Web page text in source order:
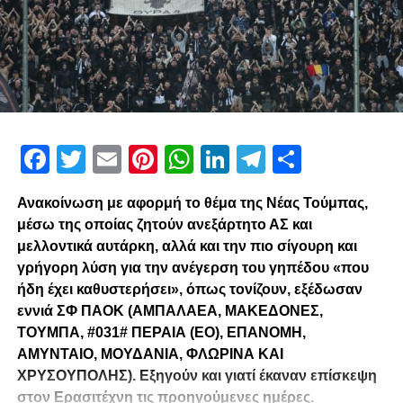
«Είναι μεγάλο πρόβλημα ειδικά για συλλόγους του βεληνεκούς του
ΠΑΟΚ. Ο αθλητής νιώθει κατευθείαν την απουσία του κόσμου. Όπως
για παράδειγμα στους αγώνες με την ΑΕΚ, τη Σάρατοφ ακόμη και στο
ντέρμπι με τον Αρη ανεξαρτήτως της ήττας. Ο κόσμος σου δίνει
ερώτημα. Εκ φύσεως, δεν μπορώ να κατηγορήσω τον κόσμο ή να τον
υποχρεώσω να έρθει στο γήπεδο. Στο εξωτερικό δεν απορρίπτουν τις
λύσεις του ερωτηματολογίου για να νιώσουν τον σφυγμό του κόσμου,
να δουν τις απαιτήσεις του και να διαπιστώσουν κατά πόσο είναι
εφικτό να υλοποιηθούν».
– Η απαίτηση του κόσμου επικεντρώνει στη δημιουργία πιο
ανταγωνιστικής ομάδας η οποία θα είναι σε θέση να διεκδικεί τίτλους.
«Ολοι το θέλουμε. Πρέπει να κρίνουμε τηρουμένων των οικονομικών
δυνατοτήτων και όχι της κατάστασης στην οποία θα θέλαμε να είναι η
ομάδα. Και δεν αναφέρομαι μόνο στην τωρινή χρονιά. Η ομάδα πήρε
Facebook
Twitter
EmailPinterest
WhatsApp
LinkedIn
Telegram
Ανακοίνωση με αφορμή το θέμα της Νέας Τούμπας,
μέσω της οποίας ζητούν ανεξάρτητο ΑΣ και
μελλοντικά αυτάρκη, αλλά και την πιο σίγουρη και
γρήγορη λύση για την ανέγερση του γηπέδου «που
ήδη έχει καθυστερήσει», όπως τονίζουν, εξέδωσαν
εννιά ΣΦ ΠΑΟΚ (ΑΜΠΑΛΑΕΑ, ΜΑΚΕΔΟΝΕΣ,
ΤΟΥΜΠΑ, #031# ΠΕΡΑΙΑ (ΕΟ), ΕΠΑΝΟΜΗ,
ΑΜΥΝΤΑΙΟ, ΜΟΥΔΑΝΙΑ, ΦΛΩΡΙΝΑ ΚΑΙ
ΧΡΥΣΟΥΠΟΛΗΣ). Εξηγούν και γιατί έκαναν επίσκεψη
στον Ερασιτέχνη τις προηγούμενες ημέρες.